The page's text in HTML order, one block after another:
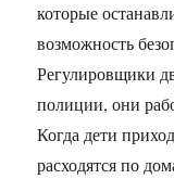
которые
возможность
Регулировщики
полиции, они
Когда дети
расходятся по